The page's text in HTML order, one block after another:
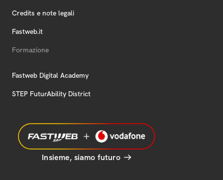
Credits e note legali
Fastweb.it
Formazione
Fastweb Digital Academy
STEP FuturAbility District
Insieme, siamo futuro